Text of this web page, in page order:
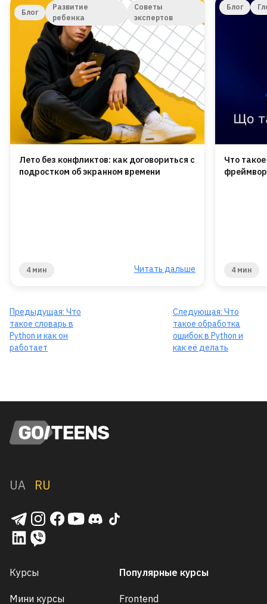
Блог
Развитие
ребенка
Советы
экспертов
Лето без конфликтов: как договориться с
подростком об экранном времени
4 мин Читать дальше
Блог
Что
4 мин
Предыдущая: Что
такое словарь в
Python и как он
работает
Следующая: Что
такое обработка
ошибок в Python и
как её делать
UA RU
Курсы
Мини курсы
Популярные курсы
Frontend